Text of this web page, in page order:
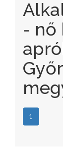
- nő
1